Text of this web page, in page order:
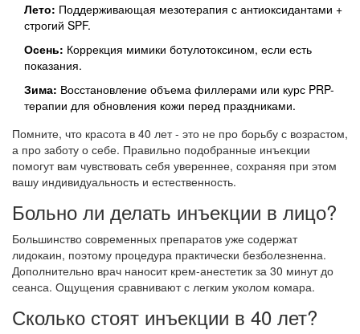
Лето: Поддерживающая мезотерапия с антиоксидантами +
строгий SPF.
Осень: Коррекция мимики ботулотоксином, если есть
показания.
Зима: Восстановление объема филлерами или курс PRP-
терапии для обновления кожи перед праздниками.
Помните, что красота в 40 лет - это не про борьбу с возрастом,
а про заботу о себе. Правильно подобранные инъекции
помогут вам чувствовать себя увереннее, сохраняя при этом
вашу индивидуальность и естественность.
Больно ли делать инъекции в лицо?
Большинство современных препаратов уже содержат
лидокаин, поэтому процедура практически безболезненна.
Дополнительно врач наносит крем-анестетик за 30 минут до
сеанса. Ощущения сравнивают с легким уколом комара.
Сколько стоят инъекции в 40 лет?